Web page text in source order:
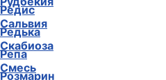
Сальвия
Скабиоза
Смесь
Ревень
Редис
Редька
Репа